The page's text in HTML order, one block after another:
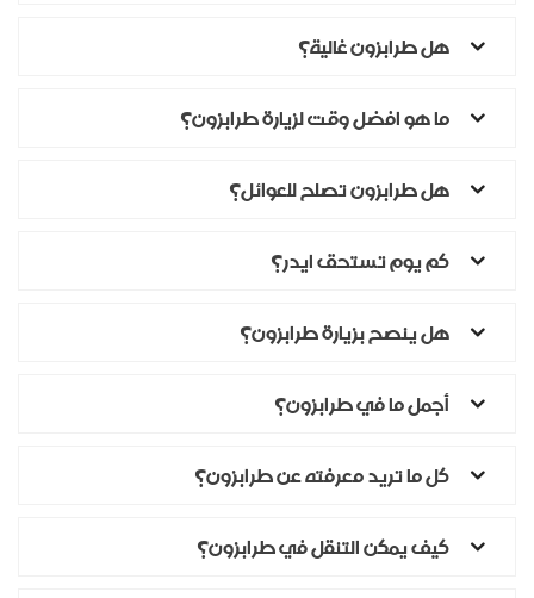
هل طرابزون غالية؟
ما هو افضل وقت لزيارة طرابزون؟
هل طرابزون تصلح للعوائل؟
كم يوم تستحق ايدر؟
هل ينصح بزيارة طرابزون؟
أجمل ما في طرابزون؟
كل ما تريد معرفته عن طرابزون؟
كيف يمكن التنقل في طرابزون؟